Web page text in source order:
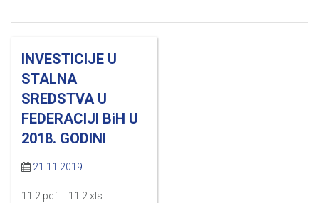
INVESTICIJE U
STALNA
SREDSTVA U
FEDERACIJI BiH U
2018. GODINI
21.11.2019
11.2 pdf 11.2 xls